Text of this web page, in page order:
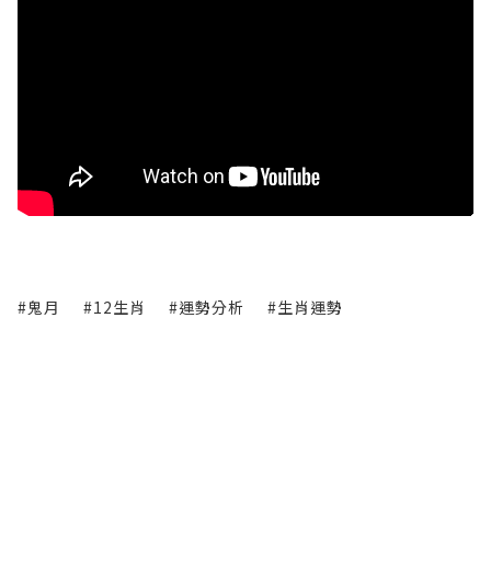
#鬼月 #12生肖 #運勢分析 #生肖運勢